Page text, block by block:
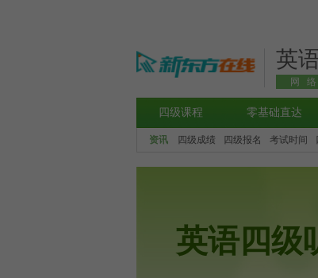
英
网
四级课程 零基础直达
资讯 四级成绩 四级报名 考试时间
英语四级